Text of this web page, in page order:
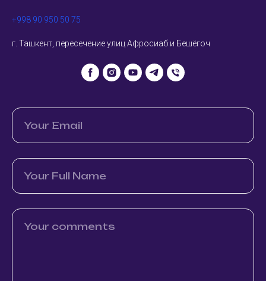
+998 90 950 50 75
г. Ташкент, пересечение улиц Афросиаб и Бешёгоч
Your Email
Your Full Name
Your comments